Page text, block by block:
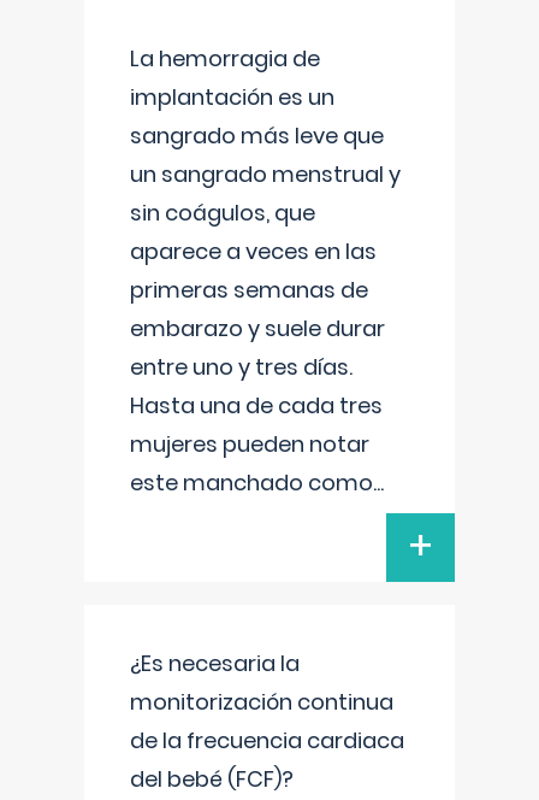
La hemorragia de
implantación es un
sangrado más leve que
un sangrado menstrual y
sin coágulos, que
aparece a veces en las
primeras semanas de
embarazo y suele durar
entre uno y tres días.
Hasta una de cada tres
mujeres pueden notar
este manchado como...
+
¿Es necesaria la
monitorización continua
de la frecuencia cardiaca
del bebé (FCF)?